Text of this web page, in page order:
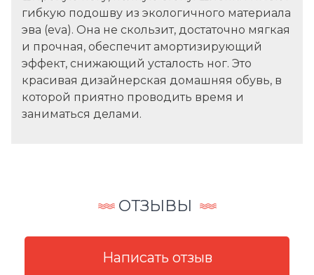
гибкую подошву из экологичного материала
эва (eva). Она не скользит, достаточно мягкая
и прочная, обеспечит амортизирующий
эффект, снижающий усталость ног. Это
красивая дизайнерская домашняя обувь, в
которой приятно проводить время и
заниматься делами.
ОТЗЫВЫ